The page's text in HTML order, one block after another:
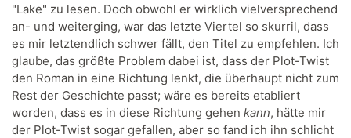
"Lake" zu lesen. Doch obwohl er wirklich vielversprechend
an- und weiterging, war das letzte Viertel so skurril, dass
es mir letztendlich schwer fällt, den Titel zu empfehlen. Ich
glaube, das größte Problem dabei ist, dass der Plot-Twist
den Roman in eine Richtung lenkt, die überhaupt nicht zum
Rest der Geschichte passt; wäre es bereits etabliert
worden, dass es in diese Richtung gehen kann, hätte mir
der Plot-Twist sogar gefallen, aber so fand ich ihn schlicht